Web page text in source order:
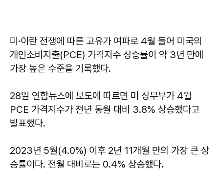
미·이란 전쟁에 따른 고유가 여파로 4월 들어 미국의
개인소비지출(PCE) 가격지수 상승률이 약 3년 만에
가장 높은 수준을 기록했다.
28일 연합뉴스에 보도에 따르면 미 상무부가 4월
PCE 가격지수가 전년 동월 대비 3.8% 상승했다고
발표했다.
2023년 5월(4.0%) 이후 2년 11개월 만의 가장 큰 상
승률이다. 전월 대비로는 0.4% 상승했다.